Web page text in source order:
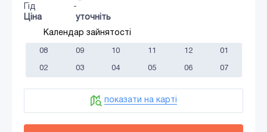
Гід
-
Ціна
уточніть
Календар зайнятості
08 09 10 11 12 01
02 03 04 05 06 07
показати на карті